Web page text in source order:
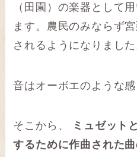
（田園）の楽器として
ます。農民のみならず
されるようになりました
音はオーボエのような感
そこから、
ミュゼット
するために作曲された